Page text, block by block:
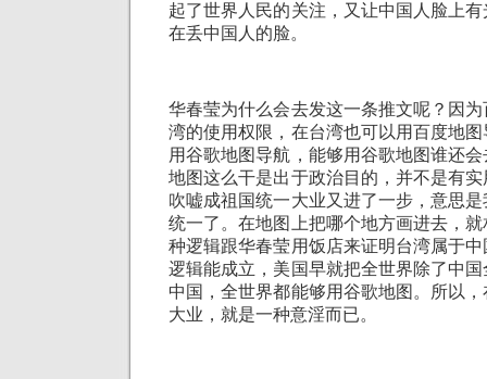
起了世界人民的关注，又让中国人脸上
在丢中国人的脸。
华春莹为什么会去发这一条推文呢？因
湾的使用权限，在台湾也可以用百度地
用谷歌地图导航，能够用谷歌地图谁还
地图这么干是出于政治目的，并不是有
吹嘘成祖国统一大业又进了一步，意思
统一了。在地图上把哪个地方画进去，
种逻辑跟华春莹用饭店来证明台湾属于
逻辑能成立，美国早就把全世界除了中
中国，全世界都能够用谷歌地图。所以
大业，就是一种意淫而已。